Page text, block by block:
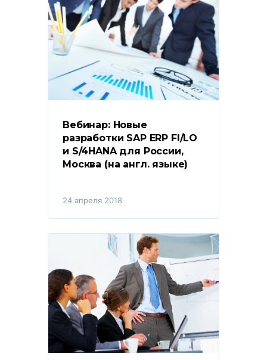
Вебинар: Новые
разработки SAP ERP FI/LO
и S/4HANA для России,
Москва (на англ. языке)
24 апреля 2018